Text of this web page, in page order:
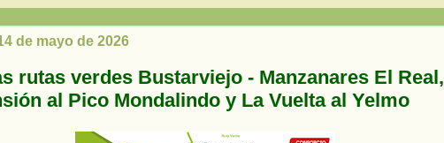
de mayo de 2026
rutas verdes Bustarviejo - Manzanares El Real,
al Pico Mondalindo y La Vuelta al Yelmo